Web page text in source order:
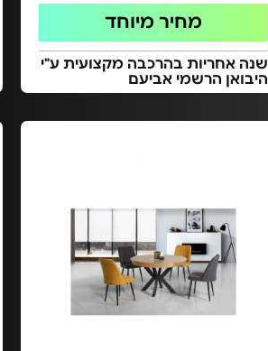
מחיר מיוחד
שנה אחריות בהרכבה מקצועית ע"י
היבואן הרשמי אביעם